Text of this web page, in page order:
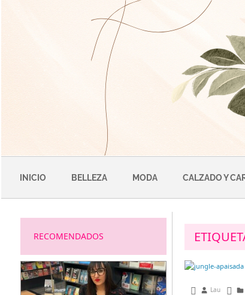
INICIO BELLEZA MODA CALZADO Y
octubre 7,
Lau
RECOMENDADOS